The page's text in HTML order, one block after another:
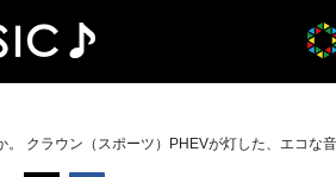
クラウン（スポーツ）PHEVが灯した、エコな